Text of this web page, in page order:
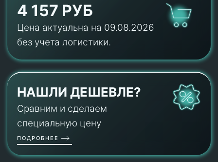
4 157 РУБ
Цена актуальна на 09.08.2026
без учета логистики.
НАШЛИ ДЕШЕВЛЕ?
Сравним и сделаем
специальную цену
ПОДРОБНЕЕ